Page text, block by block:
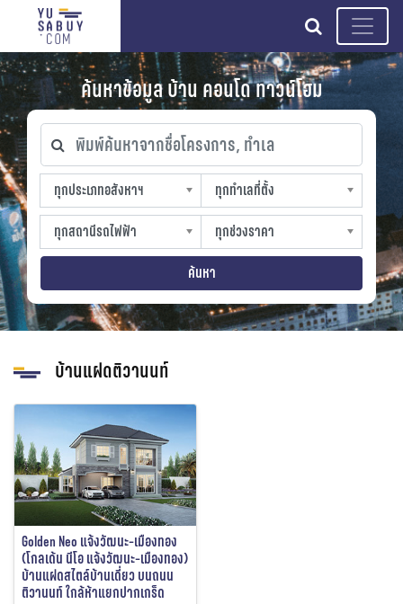
search
ค้นหาข้อมูล บ้าน คอนโด ทาวน์โฮม
พิมพ์ค้นหาจากชื่อโครงการ, ทำเล
ทุกประเภทอสังหาฯ
ทุกประเภทอสังหาฯ
sproperty
ทุกทำเลที่ตั้ง
ทุกทำเลที่ตั้ง
slocation
ทุกสถานีรถไฟฟ้า
ทุกสถานีรถไฟฟ้า
strain-station
ทุกช่วงราคา
ทุกช่วงราคา
sprice
ค้นหา
บ้านแฝดติวานนท์
Golden Neo แจ้งวัฒนะ-เมืองทอง
(โกลเด้น นีโอ แจ้งวัฒนะ-เมืองทอง)
บ้านแฝดสไตล์บ้านเดี่ยว บนถนน
ติวานนท์ ใกล้ห้าแยกปากเกร็ด